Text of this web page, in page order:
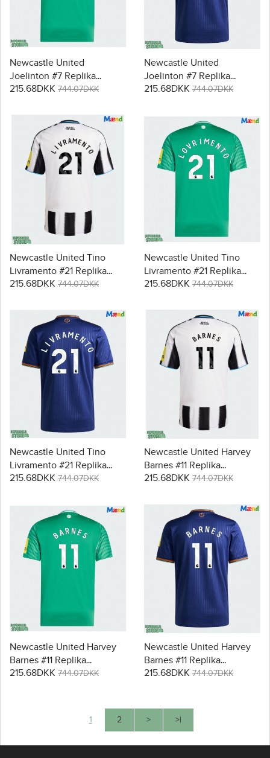
Newcastle United
Joelinton #7 Replika
Udebanetrøje 2025-26
215.68DKK 744.07DKK
Newcastle United
Joelinton #7 Replika
Tredjetrøje 2025-26
215.68DKK 744.07DKK
Newcastle United Tino
Livramento #21 Replika
Hjemmebanetrøje 2025-26
215.68DKK 744.07DKK
Newcastle United Tino
Livramento #21 Replika
Udebanetrøje 2025-26
215.68DKK 744.07DKK
Newcastle United Tino
Livramento #21 Replika
Tredjetrøje 2025-26
215.68DKK 744.07DKK
Newcastle United Harvey
Barnes #11 Replika
Hjemmebanetrøje 2025-26
215.68DKK 744.07DKK
Newcastle United Harvey
Barnes #11 Replika
Udebanetrøje 2025-26
215.68DKK 744.07DKK
Newcastle United Harvey
Barnes #11 Replika
Tredjetrøje 2025-26
215.68DKK 744.07DKK
1 2 > >|